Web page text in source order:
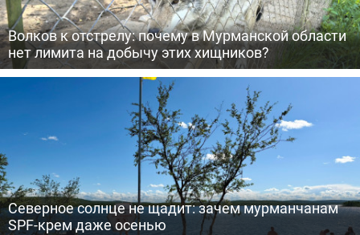
Волков к отстрелу: почему в Мурманской области
нет лимита на добычу этих хищников?
Северное солнце не щадит: зачем мурманчанам
SPF-крем даже осенью